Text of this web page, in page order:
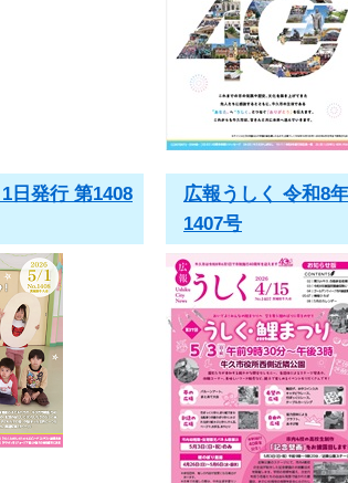
日発行 第1408
広報うしく 令和8
1407号